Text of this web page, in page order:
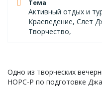
Тема
Активный отдых и
Краеведение, Слет
Творчество,
Одно из творческих
НОРС-Р по подготовке